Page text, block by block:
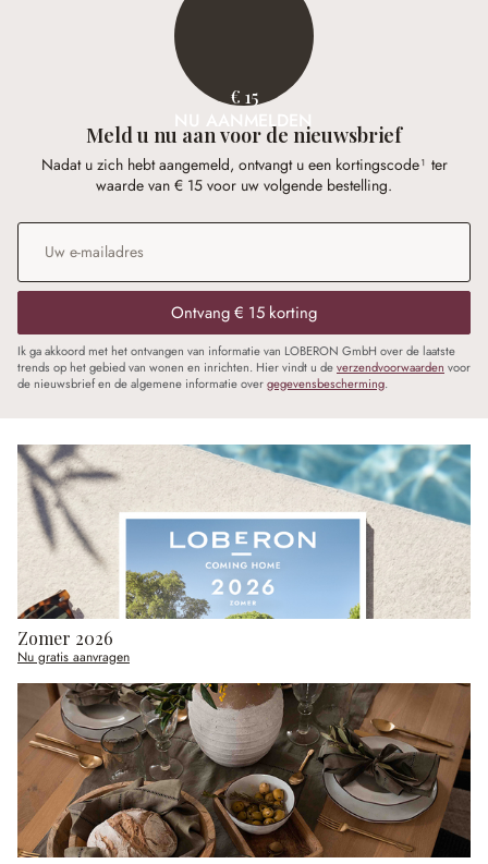
€ 15
NU AANMELDEN
Meld u nu aan voor de nieuwsbrief
Nadat u zich hebt aangemeld, ontvangt u een kortingscode¹ ter
waarde van € 15 voor uw volgende bestelling.
E-mailadres
Ontvang € 15 korting
Ik ga akkoord met het ontvangen van informatie van LOBERON GmbH over de laatste
trends op het gebied van wonen en inrichten. Hier vindt u deverzendvoorwaarden voor
de nieuwsbrief en de algemene informatie overgegevensbescherming.
Zomer 2026
Nu gratis aanvragen